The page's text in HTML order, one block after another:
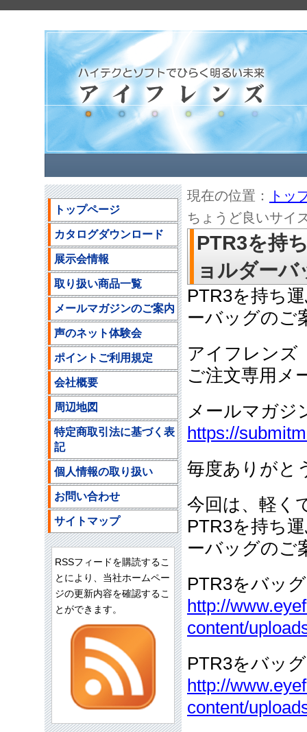
現在の位置：
トッ
ちょうど良いサイ
PTR3を持
ョルダー
PTR3を持ち
ーバッグのご
アイフレン
ご注文専用
メールマガジ
https://
毎度ありがと
今回は、軽く
PTR3を持ち
ーバッグのご
PTR3をバッ
http://
content/
PTR3をバッ
http://
content/
トップページ
カタログダウンロード
展示会情報
取り扱い商品一覧
メールマガジンのご案内
声のネット体験会
ポイントご利用規定
会社概要
周辺地図
特定商取引法に基づく表
記
個人情報の取り扱い
お問い合わせ
サイトマップ
RSSフィードを購読するこ
とにより、当社ホームペー
ジの更新内容を確認するこ
とができます。